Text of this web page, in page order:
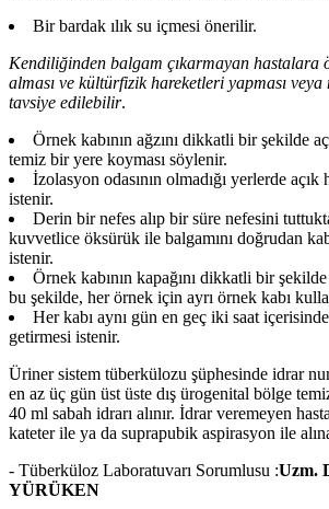
Bir bardak ılık su içmesi önerilir.
Kendiliğinden balgam çıkarmayan hastalara
alması ve kültürfizik hareketleri yapması veya
tavsiye edilebilir.
Örnek kabının ağzını dikkatli bir şekilde
temiz bir yere koyması söylenir.
İzolasyon odasının olmadığı yerlerde
istenir.
Derin bir nefes alıp bir süre nefesini
kuvvetlice öksürük ile balgamını doğrudan
istenir.
Örnek kabının kapağını dikkatli bir şekilde
bu şekilde, her örnek için ayrı örnek kabı
Her kabı aynı gün en geç iki saat
getirmesi istenir.
Üriner sistem tüberkülozu şüphesinde idrar
en az üç gün üst üste dış ürogenital bölge
40 ml sabah idrarı alınır. İdrar veremeyen
kateter ile ya da suprapubik aspirasyon ile
- Tüberküloz Laboratuvarı Sorumlusu :Uzm.
YÜRÜKEN